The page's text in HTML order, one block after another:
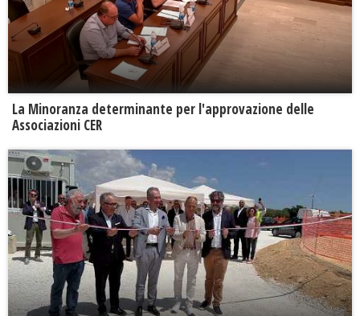
La Minoranza determinante per l'approvazione delle
Associazioni CER